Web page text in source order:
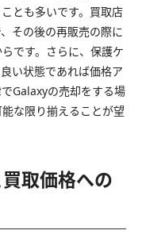
とも多いです。買取店
その後の再販売の際に
です。さらに、保護ケ
い状態であれば価格ア
Galaxyの売却をする場
な限り揃えることが望
取価格への